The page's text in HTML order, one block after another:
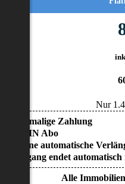
Nur
• Einmalige Zahlung
• KEIN Abo
• Keine automatische
• Zugang endet
Alle